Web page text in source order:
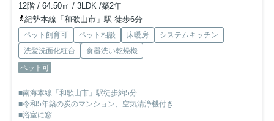
12階 / 64.50㎡ / 3LDK /築2年
紀勢本線「和歌山市」駅 徒歩6分
ペット飼育可 ペット相談 床暖房
システムキッチン
洗髪洗面化粧台
食器洗い乾燥機
ペット可
■南海本線「和歌山市」駅徒歩約5分
■令和5年築の炭のマンション、空気清浄機付き
■浴室に窓